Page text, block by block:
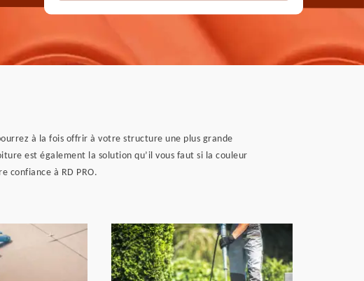
à la fois offrir à votre structure une plus grande
est également la solution qu’il vous faut si la couleur
confiance à RD PRO.